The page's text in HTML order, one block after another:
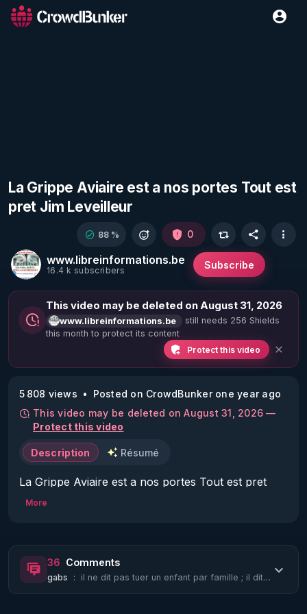
La Grippe Aviaire est a nos portes Tout est
pret Jim Leveilleur
www.libreinformations.be
16.4 k subscribers Subscribe
88 % 0
This video may be deleted on August 31, 2026
www.libreinformations.be
still needs 256 Shields
this month to protect its content
Protect this video
5 808 views
Posted on CrowdBunker one year ago
This video may be deleted on August 31, 2026 —
Protect this video
Description Résumé
La Grippe Aviaire est a nos portes Tout est pret
Jim Leveilleur
More
36 Comments
gabs : il ne dit pas tuer un enfant par famille ; il dit que chaque famille doit se rep...